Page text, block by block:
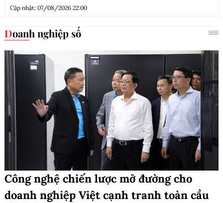
Cập nhật: 07/08/2026 22:00
Doanh nghiệp số
Công nghệ chiến lược mở đường cho
doanh nghiệp Việt cạnh tranh toàn cầu